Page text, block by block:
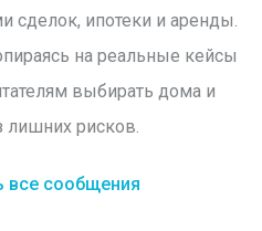
сделок, ипотеки и аренды.
на реальные кейсы
выбирать дома и
лишних рисков.
все сообщения